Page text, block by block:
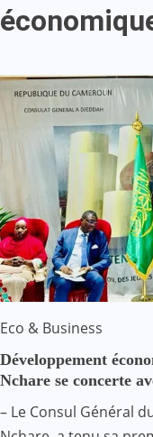
Eco & Business
Développement
Nchare se concerte
– Le Consul Général